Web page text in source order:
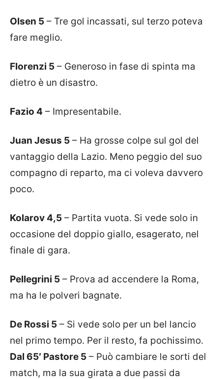
Olsen 5 – Tre gol incassati, sul terzo poteva
fare meglio.
Florenzi 5 – Generoso in fase di spinta ma
dietro è un disastro.
Fazio 4 – Impresentabile.
Juan Jesus 5 – Ha grosse colpe sul gol del
vantaggio della Lazio. Meno peggio del suo
compagno di reparto, ma ci voleva davvero
poco.
Kolarov 4,5 – Partita vuota. Si vede solo in
occasione del doppio giallo, esagerato, nel
finale di gara.
Pellegrini 5 – Prova ad accendere la Roma,
ma ha le polveri bagnate.
De Rossi 5 – Si vede solo per un bel lancio
nel primo tempo. Per il resto, fa pochissimo.
Dal 65′ Pastore 5 – Può cambiare le sorti del
match, ma la sua girata a due passi da